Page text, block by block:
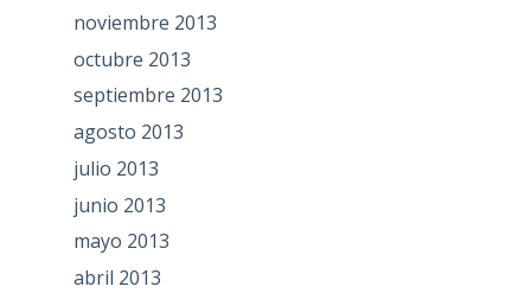
noviembre 2013
octubre 2013
septiembre 2013
agosto 2013
julio 2013
junio 2013
mayo 2013
abril 2013